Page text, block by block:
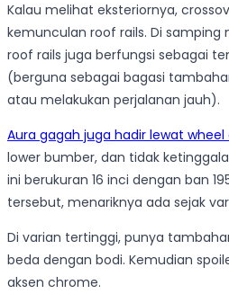
Kalau melihat eksteriornya,
kemunculan roof rails. Di samping
roof rails juga berfungsi sebagai
(berguna sebagai bagasi
atau melakukan perjalanan jauh).
Aura gagah juga hadir lewat
lower bumber, dan tidak
ini berukuran 16 inci dengan ban
tersebut, menariknya ada sejak
Di varian tertinggi, punya
beda dengan bodi. Kemudian
aksen chrome.